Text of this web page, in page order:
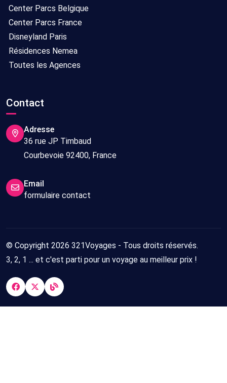
Center Parcs Belgique
Center Parcs France
Disneyland Paris
Résidences Nemea
Toutes les Agences
Contact
Adresse
36 rue JP Timbaud
Courbevoie 92400, France
Email
formulaire contact
© Copyright 2026 321Voyages - Tous droits réservés.
3, 2, 1 ... et c'est parti pour un voyage au meilleur prix !